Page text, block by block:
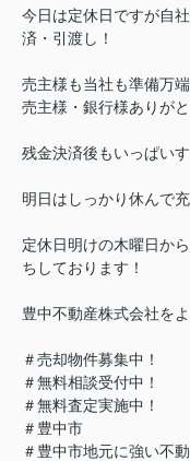
今日は定休日ですが自
済・引渡し！
売主様も当社も準備万
売主様・銀行様ありが
残金決済後もいっぱい
明日はしっかり休んで
定休日明けの木曜日か
ちしております！
豊中不動産株式会社を
＃売却物件募集中！
＃無料相談受付中！
＃無料査定実施中！
＃豊中市
＃豊中市地元に強い不